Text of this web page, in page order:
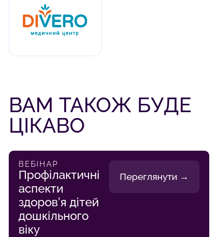
ВАМ ТАКОЖ БУДЕ
ЦІКАВО
ВЕБІНАР
Профілактичні
аспекти
здоров’я дітей
дошкільного
віку
Переглянути →